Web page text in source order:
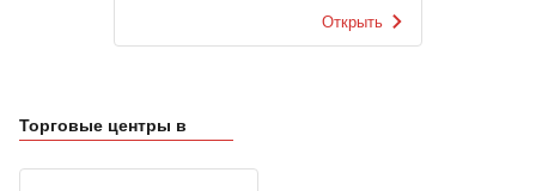
Открыть
Торговые центры в